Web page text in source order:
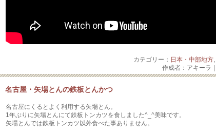
カテゴリー： 日本・中部地方,
作成者：アキーラ｜
名古屋・矢場とんの鉄板とんかつ
名古屋にくるとよく利用する矢場とん。
1年ぶりに矢場とんにて鉄板トンカツを食しました^_^美味です。
矢場とんでは鉄板トンカツ以外食べた事ありません。